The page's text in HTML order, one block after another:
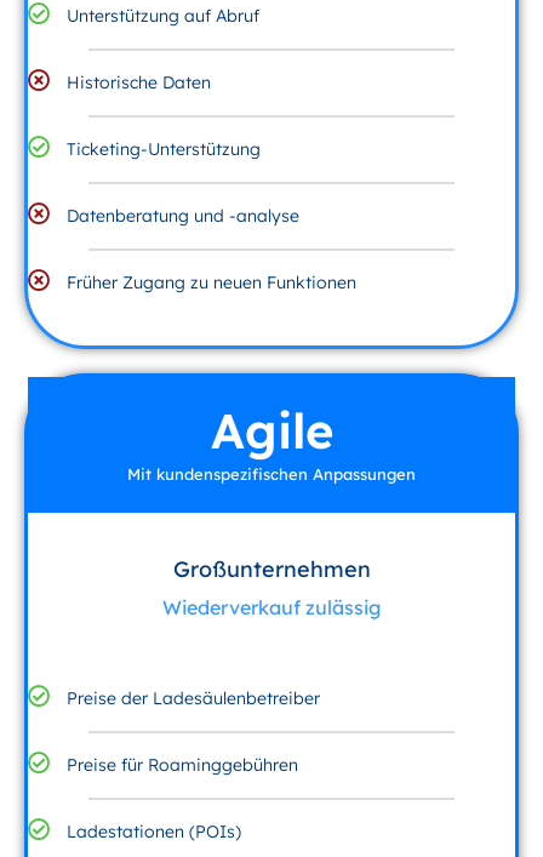
Unterstützung auf Abruf
Historische Daten
Ticketing-Unterstützung
Datenberatung und -analyse
Früher Zugang zu neuen Funktionen
Agile
Mit kundenspezifischen Anpassungen
Großunternehmen
Wiederverkauf zulässig
Preise der Ladesäulenbetreiber
Preise für Roaminggebühren
Ladestationen (POIs)